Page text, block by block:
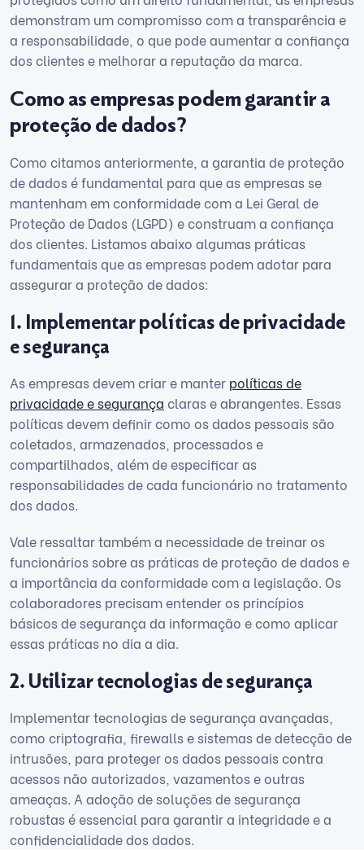
demonstram um compromisso com a transparência e
a responsabilidade, o que pode aumentar a confiança
dos clientes e melhorar a reputação da marca.
Como as empresas podem garantir a
proteção de dados?
Como citamos anteriormente, a garantia de proteção
de dados é fundamental para que as empresas se
mantenham em conformidade com a Lei Geral de
Proteção de Dados (LGPD) e construam a confiança
dos clientes. Listamos abaixo algumas práticas
fundamentais que as empresas podem adotar para
assegurar a proteção de dados:
1. Implementar políticas de privacidade
e segurança
As empresas devem criar e manter políticas de
privacidade e segurança claras e abrangentes. Essas
políticas devem definir como os dados pessoais são
coletados, armazenados, processados e
compartilhados, além de especificar as
responsabilidades de cada funcionário no tratamento
dos dados.
Vale ressaltar também a necessidade de treinar os
funcionários sobre as práticas de proteção de dados e
a importância da conformidade com a legislação. Os
colaboradores precisam entender os princípios
básicos de segurança da informação e como aplicar
essas práticas no dia a dia.
2. Utilizar tecnologias de segurança
Implementar tecnologias de segurança avançadas,
como criptografia, firewalls e sistemas de detecção de
intrusões, para proteger os dados pessoais contra
acessos não autorizados, vazamentos e outras
ameaças. A adoção de soluções de segurança
robustas é essencial para garantir a integridade e a
confidencialidade dos dados.